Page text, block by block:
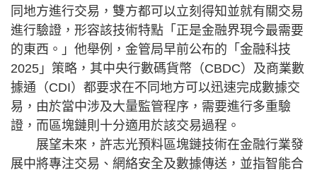
同地方進行交易，雙方都可以立刻得知並就有關交易
進行驗證，形容該技術特點「正是金融界現今最需要
的東西。」他舉例，金管局早前公布的「金融科技
2025」策略，其中央行數碼貨幣（CBDC）及商業數
據通（CDI）都要求在不同地方可以迅速完成數據交
易，由於當中涉及大量監管程序，需要進行多重驗
證，而區塊鏈則十分適用於該交易過程。
展望未來，許志光預料區塊鏈技術在金融行業發
展中將專注交易、網絡安全及數據傳送，並指智能合